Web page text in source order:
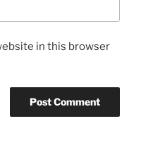
in this browser